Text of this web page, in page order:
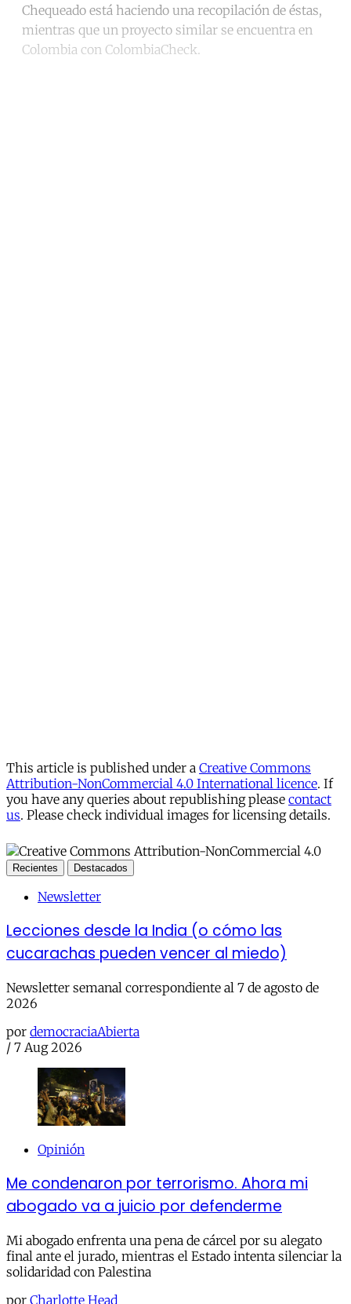
Chequeado está haciendo una recopilación de éstas,
mientras que un proyecto similar se encuentra en
Colombia con ColombiaCheck.
This article is published under a Creative Commons
Attribution-NonCommercial 4.0 International licence. If
you have any queries about republishing please contact
us. Please check individual images for licensing details.
Recientes Destacados
Newsletter
Lecciones desde la India (o cómo las
cucarachas pueden vencer al miedo)
Newsletter semanal correspondiente al 7 de agosto de
2026
por democraciaAbierta
/ 7 Aug 2026
Opinión
Me condenaron por terrorismo. Ahora mi
abogado va a juicio por defenderme
Mi abogado enfrenta una pena de cárcel por su alegato
final ante el jurado, mientras el Estado intenta silenciar la
solidaridad con Palestina
por Charlotte Head